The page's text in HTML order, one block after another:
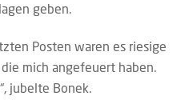
geben.
Posten waren es riesige
mich angefeuert haben.
jubelte Bonek.